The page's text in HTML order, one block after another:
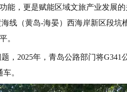
能，更是赋能区域文旅产业发展
线（黄岛-海晏）西海岸新区段坑
。
，2025年，青岛公路部门将G341
。